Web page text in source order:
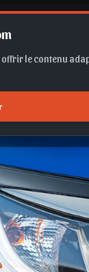
le contenu
H